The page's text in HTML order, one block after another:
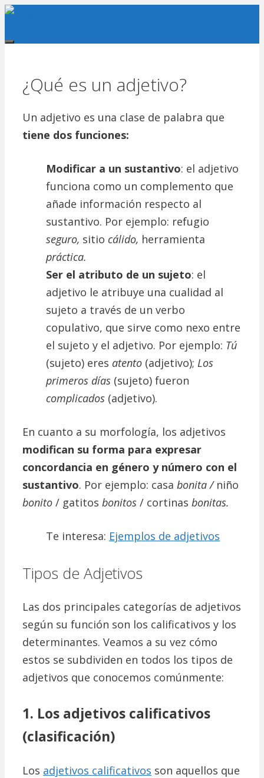
Saltar
contenido
Menu
¿Qué es un adjetivo?
Un adjetivo es una clase de palabra que
tiene dos funciones:
Modificar a un sustantivo: el adjetivo
funciona como un complemento que
añade información respecto al
sustantivo. Por ejemplo: refugio
seguro, sitio cálido, herramienta
práctica.
Ser el atributo de un sujeto: el
adjetivo le atribuye una cualidad al
sujeto a través de un verbo
copulativo, que sirve como nexo entre
el sujeto y el adjetivo. Por ejemplo: Tú
(sujeto) eres atento (adjetivo); Los
primeros días (sujeto) fueron
complicados (adjetivo).
En cuanto a su morfología, los adjetivos
modifican su forma para expresar
concordancia en género y número con el
sustantivo. Por ejemplo: casa bonita / niño
bonito / gatitos bonitos / cortinas bonitas.
Te interesa: Ejemplos de adjetivos
Tipos de Adjetivos
Las dos principales categorías de adjetivos
según su función son los calificativos y los
determinantes. Veamos a su vez cómo
estos se subdividen en todos los tipos de
adjetivos que conocemos comúnmente:
1. Los adjetivos calificativos
(clasificación)
Los adjetivos calificativos son aquellos que